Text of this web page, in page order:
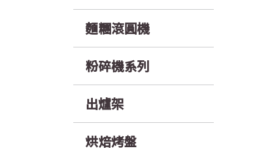
麵糰滾圓機
粉碎機系列
出爐架
烘焙烤盤